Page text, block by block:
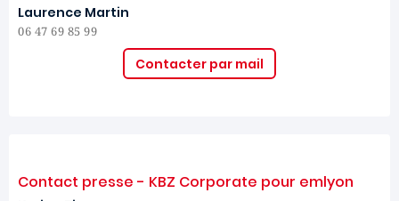
Laurence Martin
06 47 69 85 99
Contacter par mail
Contact presse - KBZ Corporate pour emlyon